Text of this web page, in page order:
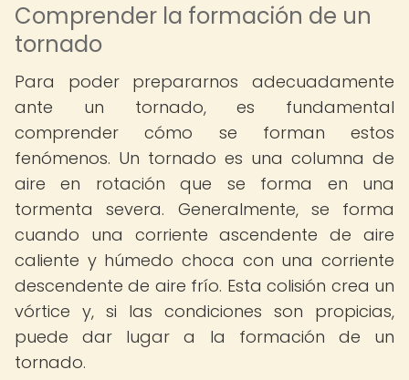
Comprender la formación de un
tornado
Para poder prepararnos adecuadamente
ante un tornado, es fundamental
comprender cómo se forman estos
fenómenos. Un tornado es una columna de
aire en rotación que se forma en una
tormenta severa. Generalmente, se forma
cuando una corriente ascendente de aire
caliente y húmedo choca con una corriente
descendente de aire frío. Esta colisión crea un
vórtice y, si las condiciones son propicias,
puede dar lugar a la formación de un
tornado.